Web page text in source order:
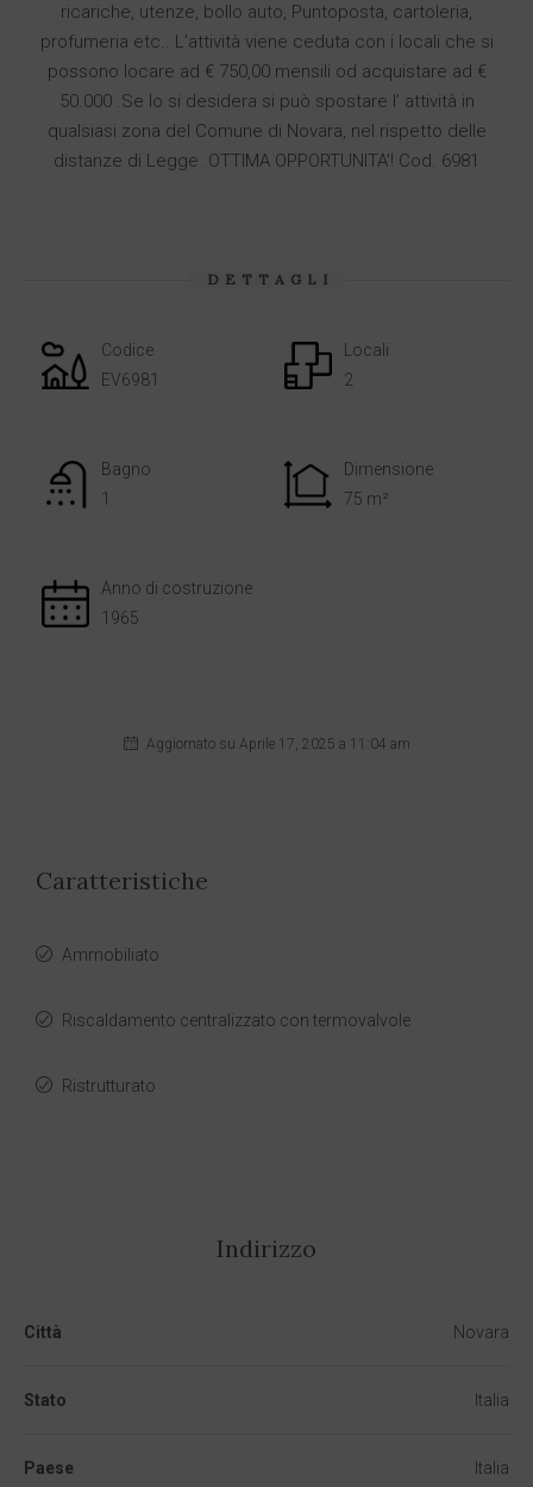
ricariche, utenze, bollo auto, Puntoposta, cartoleria,
profumeria etc.. L’attività viene ceduta con i locali che si
possono locare ad € 750,00 mensili od acquistare ad €
50.000 .Se lo si desidera si può spostare l’ attività in
qualsiasi zona del Comune di Novara, nel rispetto delle
distanze di Legge .OTTIMA OPPORTUNITA’! Cod. 6981
DETTAGLI
Codice
EV6981
Locali
2
Bagno
1
Dimensione
75 m²
Anno di costruzione
1965
Aggiornato su Aprile 17, 2025 a 11:04 am
Caratteristiche
Ammobiliato
Riscaldamento centralizzato con termovalvole
Ristrutturato
Indirizzo
Città Novara
Stato Italia
Paese Italia